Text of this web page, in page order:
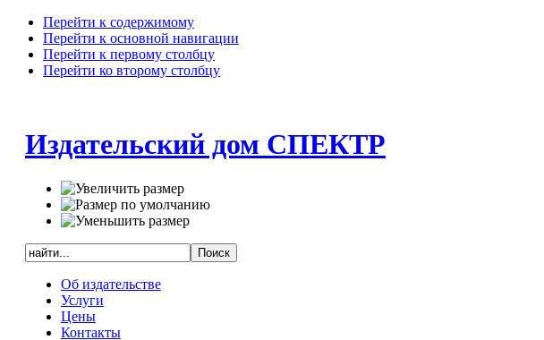
Перейти к содержимому
Перейти к основной навигации
Перейти к первому столбцу
Перейти ко второму столбцу
Издательский дом СПЕКТР
Об издательстве
Услуги
Цены
Контакты